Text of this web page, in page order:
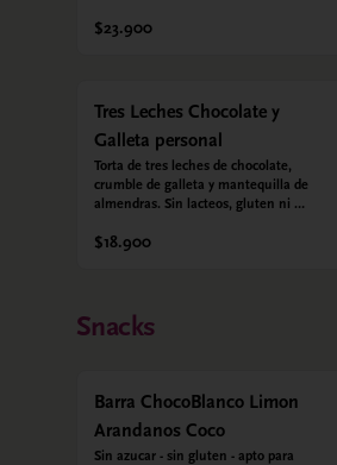
$23.900
Tres Leches Chocolate y
Galleta personal
Torta de tres leches de chocolate,
crumble de galleta y mantequilla de
almendras. Sin lacteos, gluten ni
$18.900
Snacks
Barra ChocoBlanco Limon
Arandanos Coco
Sin azucar - sin gluten - apto para